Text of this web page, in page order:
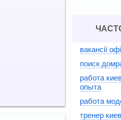
вакансії
поиск
работа
опыта
работа
тренер